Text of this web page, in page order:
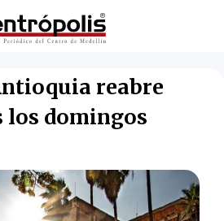
reabre
los domingos